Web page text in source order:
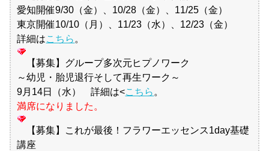
愛知開催9/30（金）、10/28（金）、11/25（金）
東京開催10/10（月）、11/23（水）、12/23（金）
詳細はこちら。
【募集】グループ多次元ヒプノワーク
～幼児・胎児退行そして再生ワーク～
9月14日（水） 詳細は<こちら。
満席になりました。
【募集】これが最後！フラワーエッセンス1day基礎
講座